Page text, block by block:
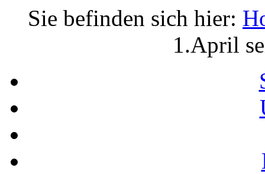
Sie befinden sich hier:
1.April